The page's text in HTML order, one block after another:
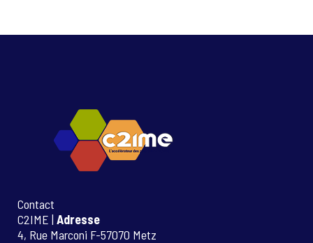
Contact
C2IME | Adresse
4, Rue Marconi F-57070 Metz